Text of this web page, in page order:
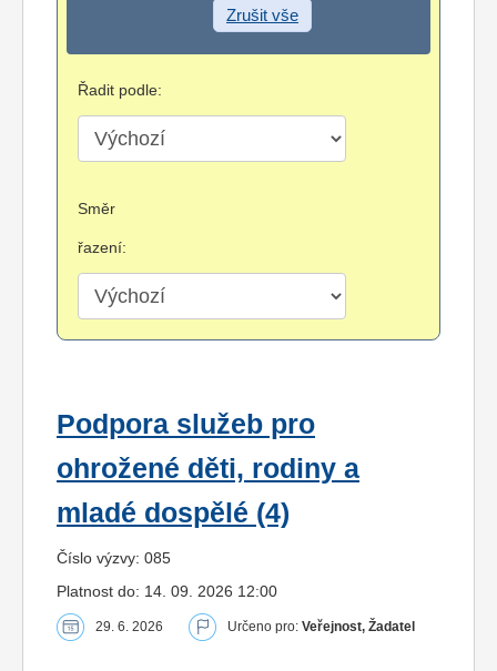
Zrušit vše
Řadit podle:
Směr
řazení:
Podpora služeb pro
ohrožené děti, rodiny a
mladé dospělé (4)
Číslo výzvy: 085
Platnost do: 14. 09. 2026 12:00
29. 6. 2026 Určeno pro: Veřejnost, Žadatel